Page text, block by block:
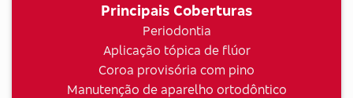
Principais Coberturas
Periodontia
Aplicação tópica de flúor
Coroa provisória com pino
Manutenção de aparelho ortodôntico